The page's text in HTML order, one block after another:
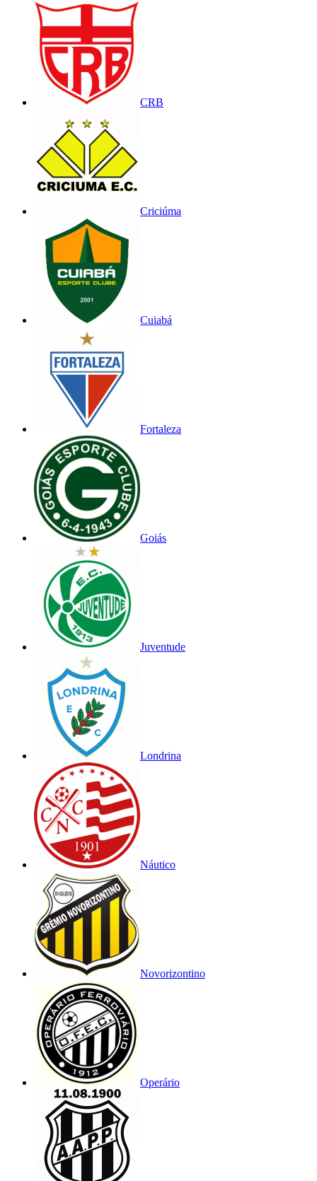
CRB
Criciúma
Cuiabá
Fortaleza
Goiás
Juventude
Londrina
Náutico
Novorizontino
Operário